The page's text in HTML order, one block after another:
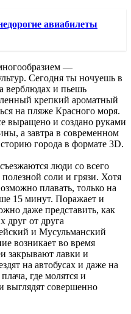
авиабилеты
—
Сегодня ты ночуешь в
верблюдах и пьешь
крепкий ароматный
на пляже Красного моря.
выращено и создано руками
а завтра в современном
города в формате 3D.
люди со всего
соли и грязи. Хотя
плавать, только на
15 минут. Поражает и
даже представить, как
друг от друга
и Мусульманский
возникает во время
закрывают лавки и
на автобусах и даже на
где молятся и
выглядят совершенно